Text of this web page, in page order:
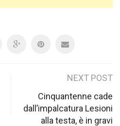
NEXT POST
Cinquantenne cade
dall’impalcatura Lesioni
alla testa, è in gravi